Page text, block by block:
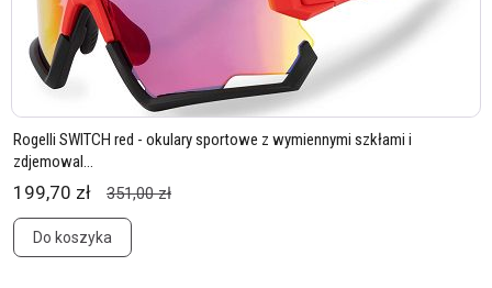
Rogelli SWITCH red - okulary sportowe z wymiennymi szkłami i
zdjemowal...
199,70 zł 351,00 zł
Do koszyka